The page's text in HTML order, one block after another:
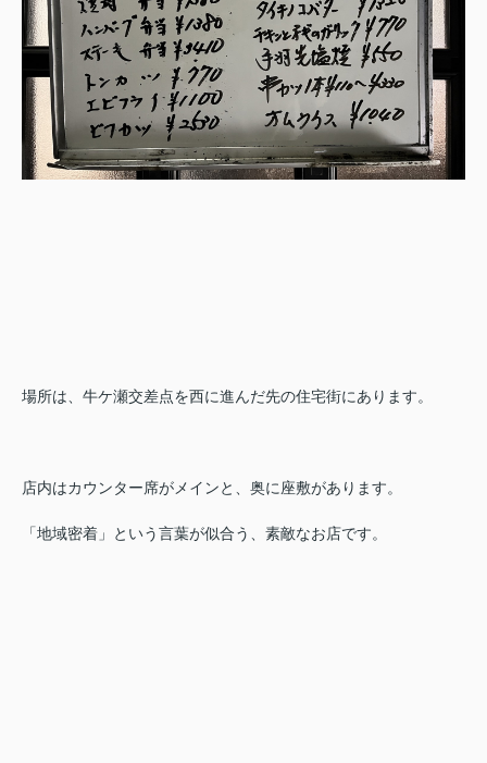
場所は、牛ケ瀬交差点を西に進んだ先の住宅街にあります。
店内はカウンター席がメインと、奥に座敷があります。
「地域密着」という言葉が似合う、素敵なお店です。